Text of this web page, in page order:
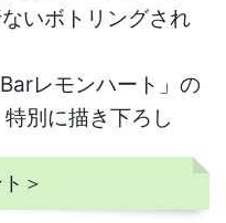
いボトリングされ
レモンハート」の
別に描き下ろし
＞